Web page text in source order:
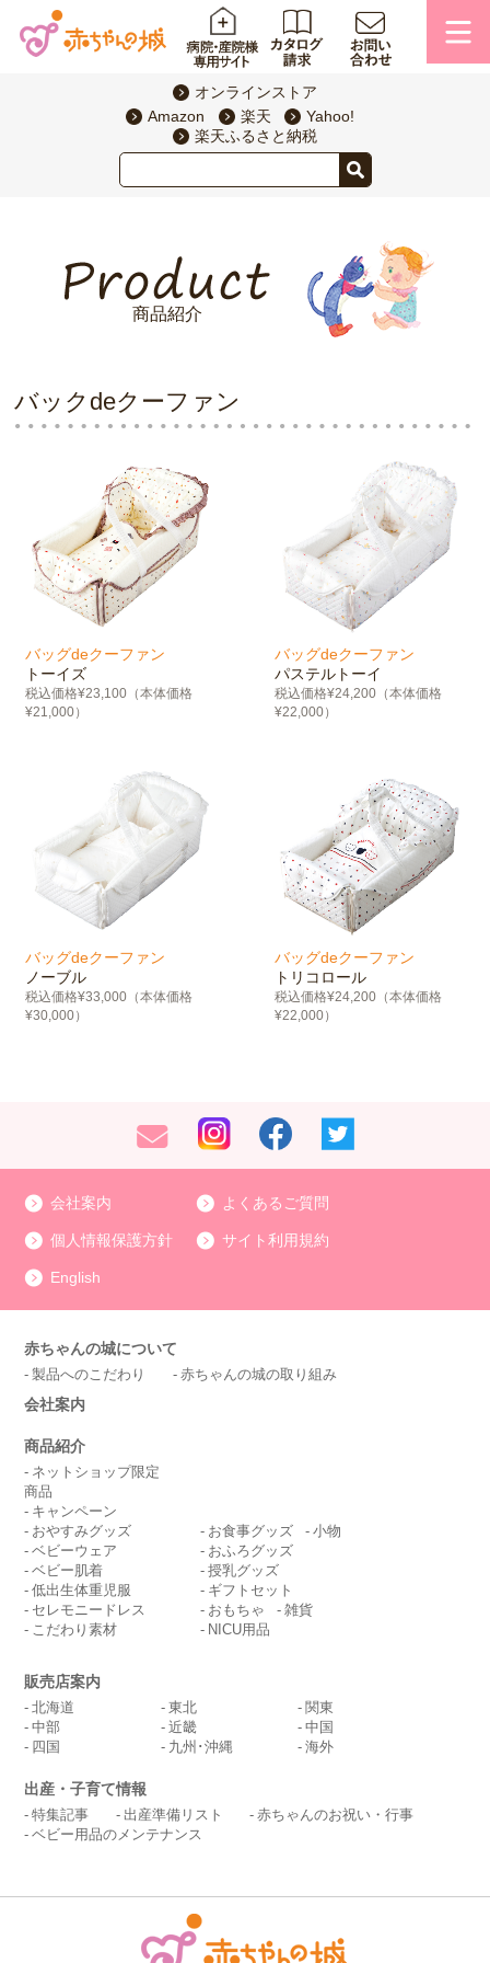
オンラインストア
Amazon
楽天
Yahoo!
楽天ふるさと納税
商品紹介
バックdeクーファン
バッグdeクーファン
トーイズ
税込価格¥23,100（本体価格
¥21,000）
バッグdeクーファン
パステルトーイ
税込価格¥24,200（本体価格
¥22,000）
バッグdeクーファン
ノーブル
税込価格¥33,000（本体価格
¥30,000）
バッグdeクーファン
トリコロール
税込価格¥24,200（本体価格
¥22,000）
会社案内 よくあるご質問
個人情報保護方針 サイト利用規約
English
赤ちゃんの城について
製品へのこだわり 赤ちゃんの城の取り組み
会社案内
商品紹介
ネットショップ限定
商品
キャンペーン
おやすみグッズ
ベビーウェア
ベビー肌着
低出生体重児服
セレモニードレス
こだわり素材
お食事グッズ
小物
おふろグッズ
授乳グッズ
ギフトセット
おもちゃ
雑貨
NICU用品
販売店案内
北海道 東北
関東
中部
近畿
中国
四国
九州･沖縄 海外
出産・子育て情報
特集記事 出産準備リスト
赤ちゃんのお祝い・行事
ベビー用品のメンテナンス